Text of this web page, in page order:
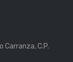
Carranza, C.P.